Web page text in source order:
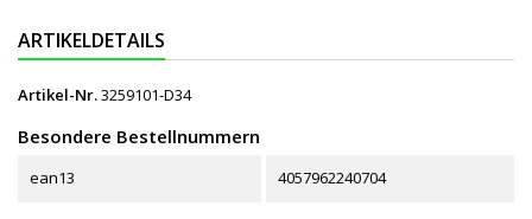
ARTIKELDETAILS
Artikel-Nr.3259101-D34
Besondere Bestellnummern
ean13 4057962240704